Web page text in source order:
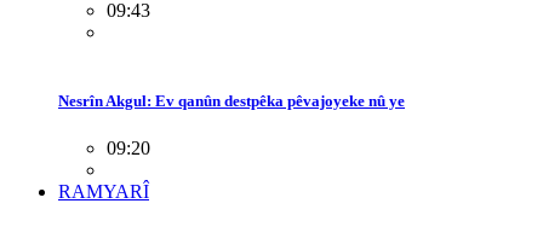
09:43
Nesrîn Akgul: Ev qanûn destpêka pêvajoyeke nû ye
09:20
RAMYARÎ